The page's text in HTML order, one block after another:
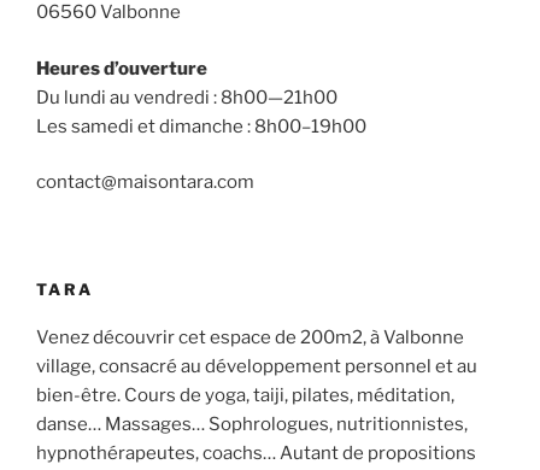
06560 Valbonne
Heures d’ouverture
Du lundi au vendredi : 8h00—21h00
Les samedi et dimanche : 8h00–19h00
contact@maisontara.com
TARA
Venez découvrir cet espace de 200m2, à Valbonne
village, consacré au développement personnel et au
bien-être. Cours de yoga, taiji, pilates, méditation,
danse… Massages… Sophrologues, nutritionnistes,
hypnothérapeutes, coachs… Autant de propositions